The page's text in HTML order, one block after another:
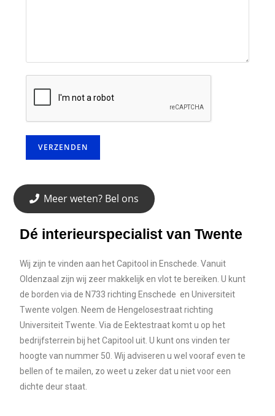
Meer weten? Bel ons
Dé interieurspecialist van Twente
Wij zijn te vinden aan het Capitool in Enschede. Vanuit
Oldenzaal zijn wij zeer makkelijk en vlot te bereiken. U kunt
de borden via de N733 richting Enschede en Universiteit
Twente volgen. Neem de Hengelosestraat richting
Universiteit Twente. Via de Eektestraat komt u op het
bedrijfsterrein bij het Capitool uit. U kunt ons vinden ter
hoogte van nummer 50. Wij adviseren u wel vooraf even te
bellen of te mailen, zo weet u zeker dat u niet voor een
dichte deur staat.